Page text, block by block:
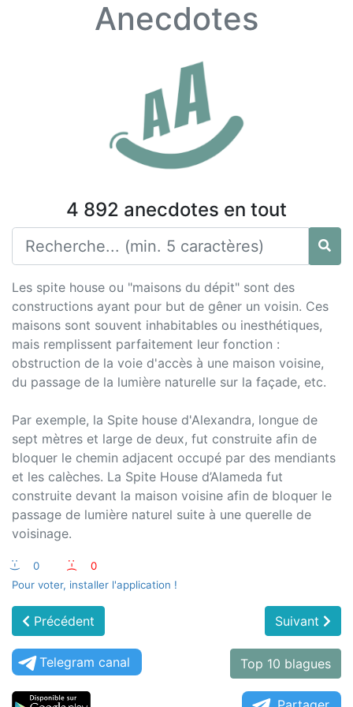
Anecdotes
4 892 anecdotes en tout
Les spite house ou "maisons du dépit" sont des
constructions ayant pour but de gêner un voisin. Ces
maisons sont souvent inhabitables ou inesthétiques,
mais remplissent parfaitement leur fonction :
obstruction de la voie d'accès à une maison voisine,
du passage de la lumière naturelle sur la façade, etc.
Par exemple, la Spite house d'Alexandra, longue de
sept mètres et large de deux, fut construite afin de
bloquer le chemin adjacent occupé par des mendiants
et les calèches. La Spite House d’Alameda fut
construite devant la maison voisine afin de bloquer le
passage de lumière naturel suite à une querelle de
voisinage.
:-) 0 :-(
0
Pour voter, installer l'application !
Précédent Suivant
Telegram canal Top 10 blagues